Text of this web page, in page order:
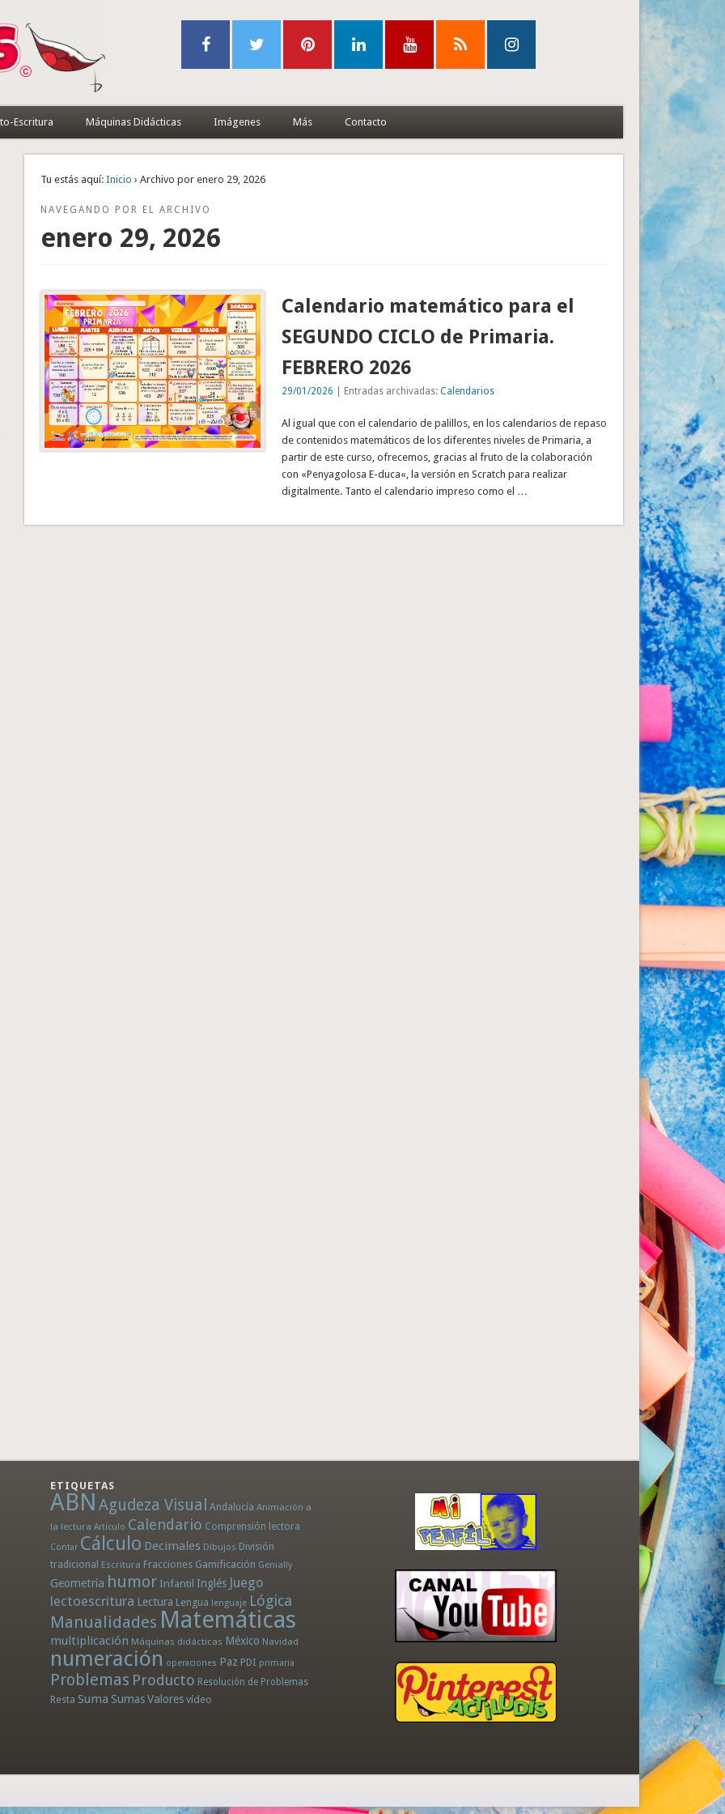
Escritura Máquinas Didácticas Imágenes Más Contacto
Tu estás aquí: Inicio › Archivo por enero 29, 2026
NAVEGANDO POR EL ARCHIVO
enero 29, 2026
Calendario matemático para el
SEGUNDO CICLO de Primaria.
FEBRERO 2026
29/01/2026 | Entradas archivadas: Calendarios
Al igual que con el calendario de palillos, en los calendarios de repaso
de contenidos matemáticos de los diferentes niveles de Primaria, a
partir de este curso, ofrecemos, gracias al fruto de la colaboración
con «Penyagolosa E-duca«, la versión en Scratch para realizar
digitalmente. Tanto el calendario impreso como el …
ETIQUETAS
ABN Agudeza Visual Andalucía Animación a
la lectura Artículo Calendario Comprensión lectora
Contar Cálculo Decimales Dibujos División
tradicional Escritura Fracciones Gamificación Genially
Geometría humor Infantil Inglés Juego
lectoescritura Lectura Lengua lenguaje Lógica
Manualidades Matemáticas
multiplicación Máquinas didácticas México Navidad
numeración operaciones Paz PDI primaria
Problemas Producto Resolución de Problemas
Resta Suma SumasValores vídeo